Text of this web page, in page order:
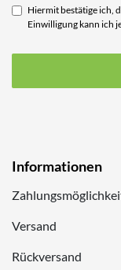
Hiermit bestätige ich,
Einwilligung kann ich
Informationen
Versand
Rückversand